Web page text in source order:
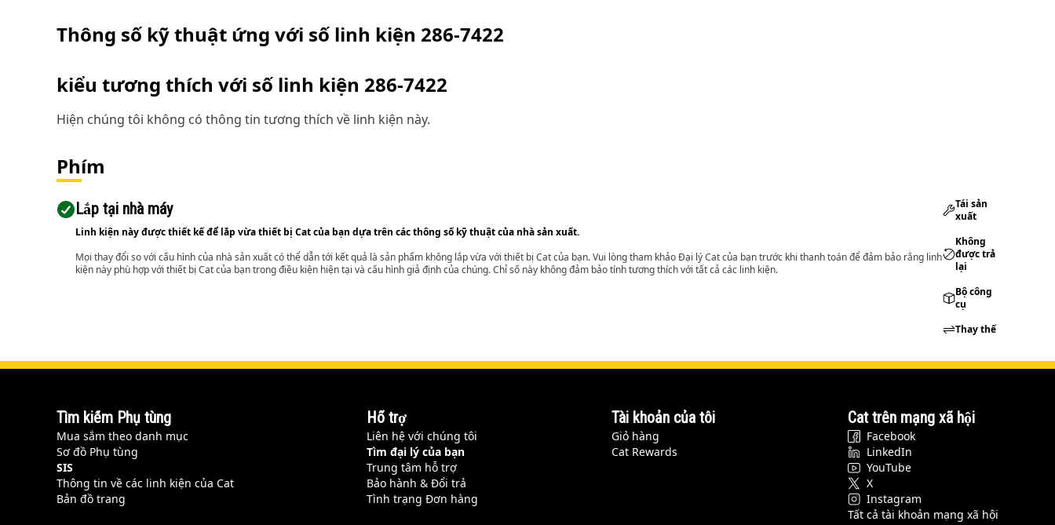
Thông số kỹ thuật ứng với số linh kiện 286-7422
kiểu tương thích với số linh kiện 286-7422
Hiện chúng tôi không có thông tin tương thích về linh kiện này.
Phím
Lắp tại nhà máy
Linh kiện này được thiết kế để lắp vừa thiết bị Cat của bạn dựa trên các thông số kỹ thuật của nhà sản xuất.
Mọi thay đổi so với cấu hình của nhà sản xuất có thể dẫn tới kết quả là sản phẩm không lắp vừa với thiết bị Cat của bạn. Vui lòng tham khảo Đại lý Cat của bạn trước khi thanh toán để đảm bảo rằng linh
kiện này phù hợp với thiết bị Cat của bạn trong điều kiện hiện tại và cấu hình giả định của chúng. Chỉ số này không đảm bảo tính tương thích với tất cả các linh kiện.
Tái sản
xuất
Không
được trả
lại
Bộ công
cụ
Thay thế
Tìm kiếm Phụ tùng
Mua sắm theo danh mục
Sơ đồ Phụ tùng
SIS
Thông tin về các linh kiện của Cat
Bản đồ trang
Hỗ trợ
Liên hệ với chúng tôi
Tìm đại lý của bạn
Trung tâm hỗ trợ
Bảo hành & Đổi trả
Tình trạng Đơn hàng
Tài khoản của tôi
Giỏ hàng
Cat Rewards
Cat trên mạng xã hội
Facebook
LinkedIn
YouTube
X
Instagram
Tất cả tài khoản mạng xã hội